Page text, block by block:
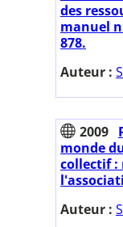
des
manuel
878.
Auteur :
2009
monde
collectif :
Auteur :